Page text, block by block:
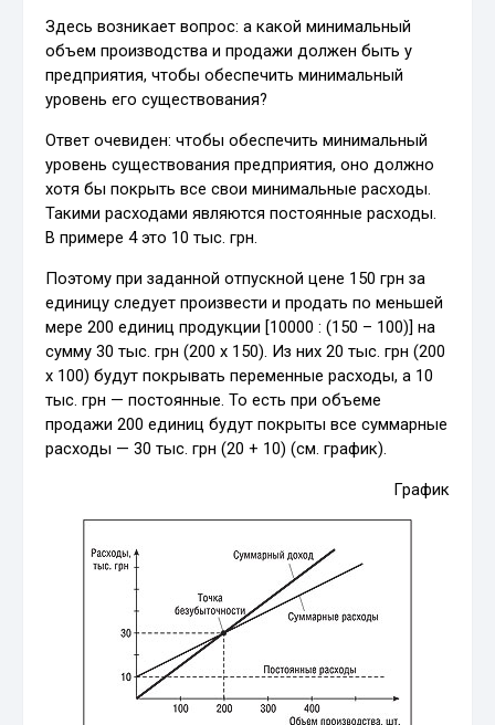
Здесь возникает вопрос: а какой минимальный
объем производства и продажи должен быть у
предприятия, чтобы обеспечить минимальный
уровень его существования?
Ответ очевиден: чтобы обеспечить минимальный
уровень существования предприятия, оно должно
хотя бы покрыть все свои минимальные расходы.
Такими расходами являются постоянные расходы.
В примере 4 это 10 тыс. грн.
Поэтому при заданной отпускной цене 150 грн за
единицу следует произвести и продать по меньшей
мере 200 единиц продукции [10000 : (150 – 100)] на
сумму 30 тыс. грн (200 х 150). Из них 20 тыс. грн (200
х 100) будут покрывать переменные расходы, а 10
тыс. грн — постоянные. То есть при объеме
продажи 200 единиц будут покрыты все суммарные
расходы — 30 тыс. грн (20 + 10) (см. график).
График